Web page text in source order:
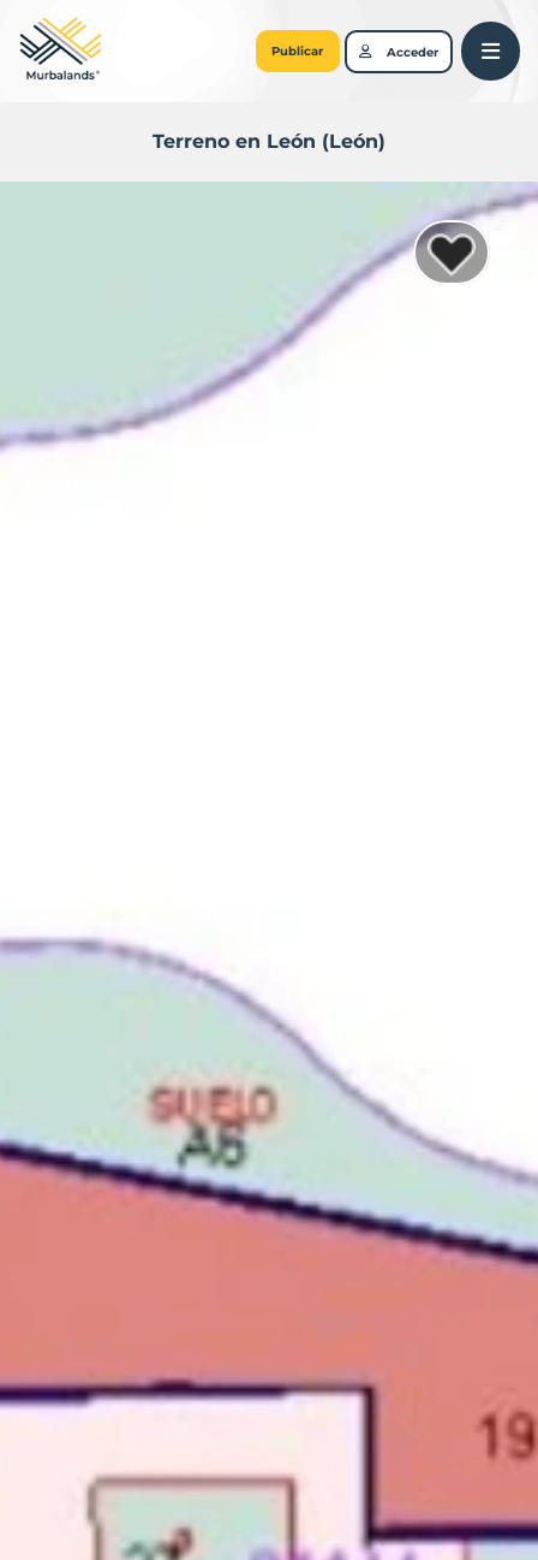
Publicar Acceder
Terreno en León (León)